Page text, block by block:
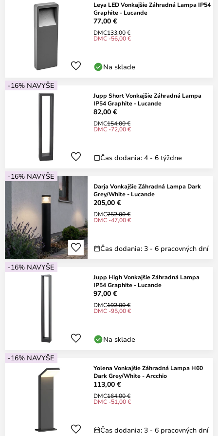
Leya LED Vonkajšie Záhradná Lampa IP54
Graphite - Lucande
77,00 €
DMC133,00 €
DMC -56,00 €
Na sklade
-16% NAVYŠE
Jupp Short Vonkajšie Záhradná Lampa
IP54 Graphite - Lucande
82,00 €
DMC154,00 €
DMC -72,00 €
Čas dodania: 4 - 6 týždne
-16% NAVYŠE
Darja Vonkajšie Záhradná Lampa Dark
Grey/White - Lucande
205,00 €
DMC252,00 €
DMC -47,00 €
Čas dodania: 3 - 6 pracovných dní
-16% NAVYŠE
Jupp High Vonkajšie Záhradná Lampa
IP54 Graphite - Lucande
97,00 €
DMC192,00 €
DMC -95,00 €
Na sklade
-16% NAVYŠE
Yolena Vonkajšie Záhradná Lampa H60
Dark Grey/White - Arcchio
113,00 €
DMC164,00 €
DMC -51,00 €
Čas dodania: 3 - 6 pracovných dní